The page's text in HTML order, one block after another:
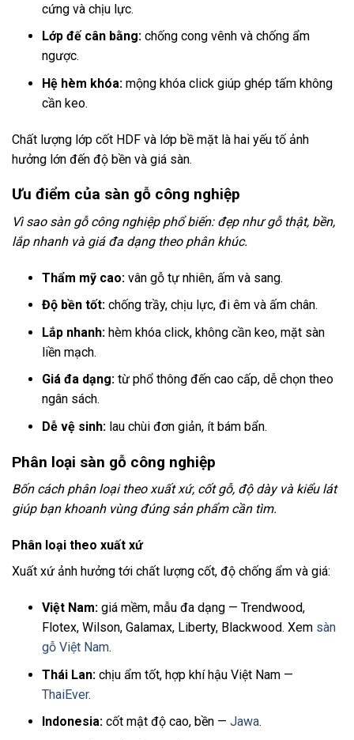
cứng và chịu lực.
Lớp đế cân bằng: chống cong vênh và chống ẩm
ngược.
Hệ hèm khóa: mộng khóa click giúp ghép tấm không
cần keo.
Chất lượng lớp cốt HDF và lớp bề mặt là hai yếu tố ảnh
hưởng lớn đến độ bền và giá sàn.
Ưu điểm của sàn gỗ công nghiệp
Vì sao sàn gỗ công nghiệp phổ biến: đẹp như gỗ thật, bền,
lắp nhanh và giá đa dạng theo phân khúc.
Thẩm mỹ cao: vân gỗ tự nhiên, ấm và sang.
Độ bền tốt: chống trầy, chịu lực, đi êm và ấm chân.
Lắp nhanh: hèm khóa click, không cần keo, mặt sàn
liền mạch.
Giá đa dạng: từ phổ thông đến cao cấp, dễ chọn theo
ngân sách.
Dễ vệ sinh: lau chùi đơn giản, ít bám bẩn.
Phân loại sàn gỗ công nghiệp
Bốn cách phân loại theo xuất xứ, cốt gỗ, độ dày và kiểu lát
giúp bạn khoanh vùng đúng sản phẩm cần tìm.
Phân loại theo xuất xứ
Xuất xứ ảnh hưởng tới chất lượng cốt, độ chống ẩm và giá:
Việt Nam: giá mềm, mẫu đa dạng — Trendwood,
Flotex, Wilson, Galamax, Liberty, Blackwood. Xem sàn
gỗ Việt Nam.
Thái Lan: chịu ẩm tốt, hợp khí hậu Việt Nam —
ThaiEver.
Indonesia: cốt mật độ cao, bền — Jawa.